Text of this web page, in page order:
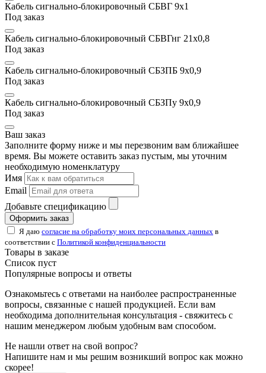
Кабель сигнально-блокировочный СБВГ 9х1
Под заказ
Кабель сигнально-блокировочный СБВГнг 21x0,8
Под заказ
Кабель сигнально-блокировочный СБЗПБ 9x0,9
Под заказ
Кабель сигнально-блокировочный СБЗПу 9x0,9
Под заказ
Ваш заказ
Заполните форму ниже и мы перезвоним вам ближайшее
время. Вы можете оставить заказ пустым, мы уточним
необходимую номенклатуру
Имя
Email
Добавьте спецификацию
Оформить заказ
Я даю согласие на обработку моих персональных данных в
соответствии с Политикой конфиденциальности
Товары в заказе
Список пуст
Популярные вопросы и ответы
Ознакомьтесь с ответами на наиболее распространенные
вопросы, связанные с нашей продукцией. Если вам
необходима дополнительная консультация - свяжитесь с
нашим менеджером любым удобным вам способом.
Не нашли ответ на свой вопрос?
Напишите нам и мы решим возникший вопрос как можно
скорее!